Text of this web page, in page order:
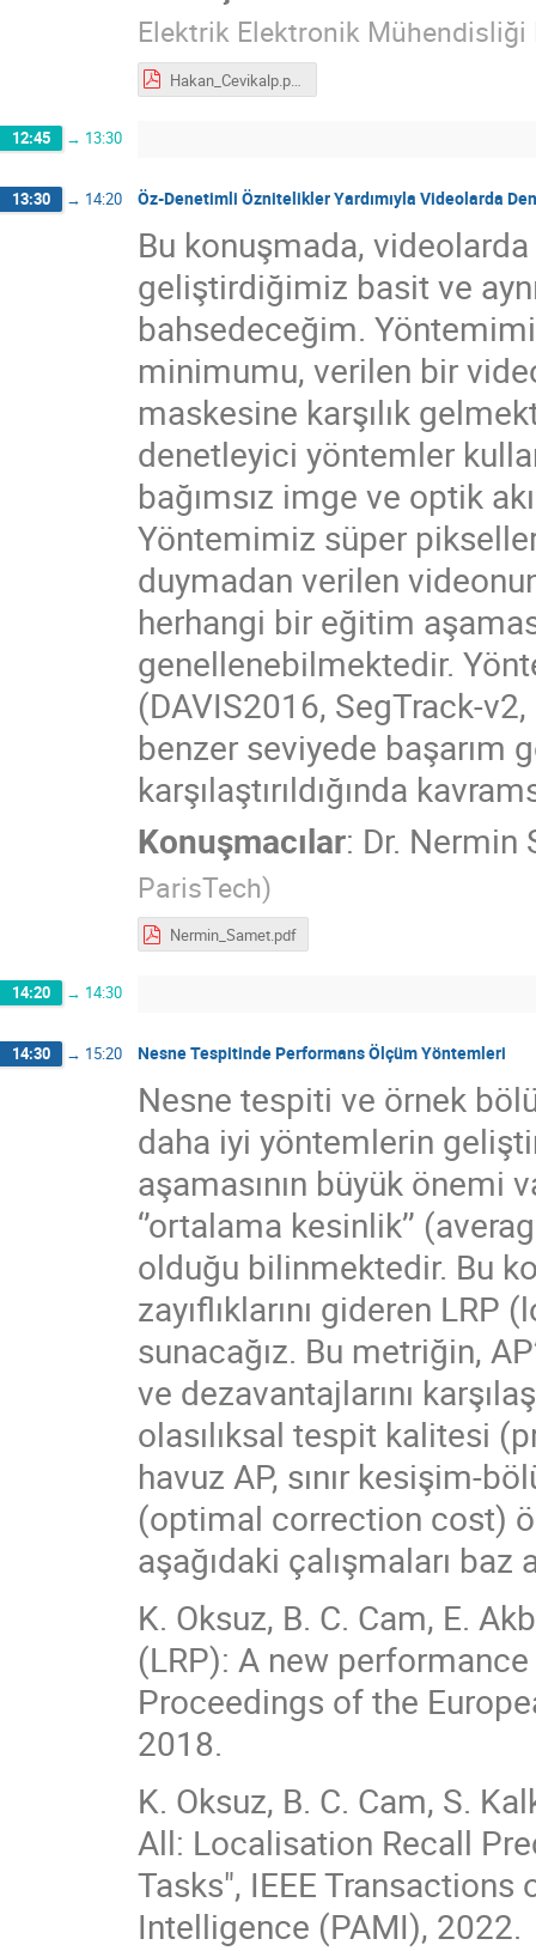
Elektrik Elektronik Mühendisliği
Hakan_Cevikalp.pdf
12:45 → 13:30
13:30 → 14:20 Öz-Denetimli Öznitelikler Yardımıyla Videolarda
Bu konuşmada,
geliştirdiğimiz basit ve
bahsedeceğim.
minimumu, verilen bir
maskesine karşılık
denetleyici yöntemler
bağımsız imge ve optik
Yöntemimiz süper
duymadan verilen
herhangi bir eğitim
genellenebilmektedir.
(DAVIS2016, SegTrack-
benzer seviyede başarım
karşılaştırıldığında
Konuşmacılar: Dr. Nermin
ParisTech)
Nermin_Samet.pdf
14:20 → 14:30
14:30 → 15:20 Nesne Tespitinde Performans Ölçüm Yöntemleri
Nesne tespiti ve örnek
daha iyi yöntemlerin
aşamasının büyük önemi
‘’ortalama kesinlik’’
olduğu bilinmektedir. Bu
zayıflıklarını gideren
sunacağız. Bu metriğin,
ve dezavantajlarını
olasılıksal tespit kalitesi
havuz AP, sınır kesişim-
(optimal correction cost)
aşağıdaki çalışmaları baz
K. Oksuz, B. C. Cam, E.
(LRP): A new
Proceedings of the
2018.
K. Oksuz, B. C. Cam, S.
All: Localisation Recall
Tasks", IEEE
Intelligence (PAMI), 2022.